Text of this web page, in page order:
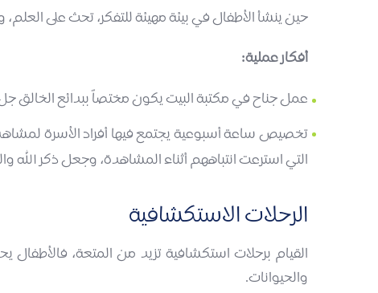
حين ينشأ الأطفال في بيئة مهيئة للتفكر، تحث على
أفكار عملية:
عمل جناح في مكتبة البيت يكون مختصاً ببدائع الخالق
تخصيص ساعة أسبوعية يجتمع فيها أفراد الأسرة
التي استرعت انتباههم أثناء المشاهدة، وجعل ذكر الله
الرحلات الاستكشافية
القيام برحلات استكشافية تزيد من المتعة،
والحيوانات.